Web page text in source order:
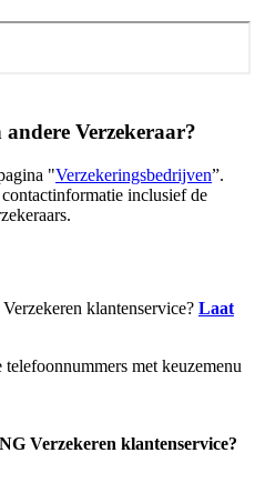
andere Verzekeraar?
"Verzekeringsbedrijven”.
inclusief de
klantenservice? Laat
met keuzemenu
Verzekeren klantenservice?